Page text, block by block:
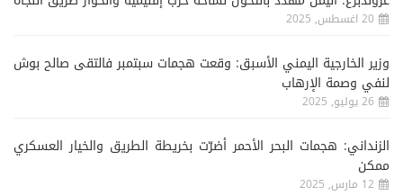
20 اغسطس, 2025
وزير الخارجية اليمني الأسبق: وقعت هجمات سبتمبر فالتقى صالح بوش
لنفي وصمة الإرهاب
26 يوليو, 2025
الزنداني: هجمات البحر الأحمر أضرّت بخريطة الطريق والخيار العسكري
ممكن
12 مارس, 2025